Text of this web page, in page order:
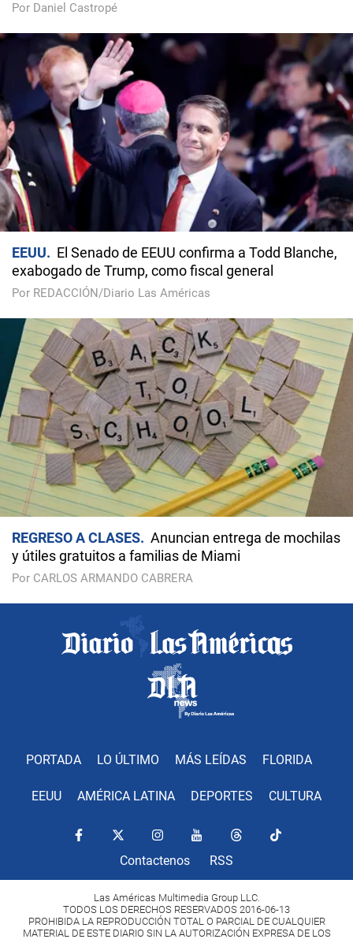
Por Daniel Castropé
EEUU
El Senado de EEUU confirma a Todd Blanche,
exabogado de Trump, como fiscal general
Por REDACCIÓN/Diario Las Américas
REGRESO A CLASES
Anuncian entrega de mochilas
y útiles gratuitos a familias de Miami
Por CARLOS ARMANDO CABRERA
PORTADA LO ÚLTIMO MÁS LEÍDAS FLORIDA
EEUU AMÉRICA LATINA DEPORTES CULTURA
Contactenos RSS
Las Américas Multimedia Group LLC.
TODOS LOS DERECHOS RESERVADOS 2016-06-13
PROHIBIDA LA REPRODUCCIÓN TOTAL O PARCIAL DE CUALQUIER
MATERIAL DE ESTE DIARIO SIN LA AUTORIZACIÓN EXPRESA DE LOS